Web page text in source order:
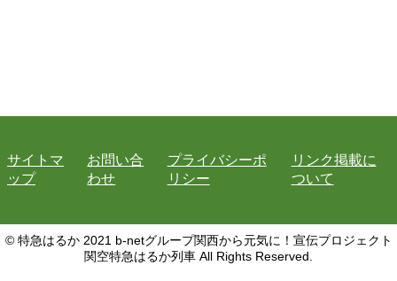
サイトマ
ップ
お問い合
わせ
プライバシーポ
リシー
リンク掲載に
ついて
© 特急はるか 2021 b-netグループ関西から元気に！宣伝プロジェクト
関空特急はるか列車 All Rights Reserved.